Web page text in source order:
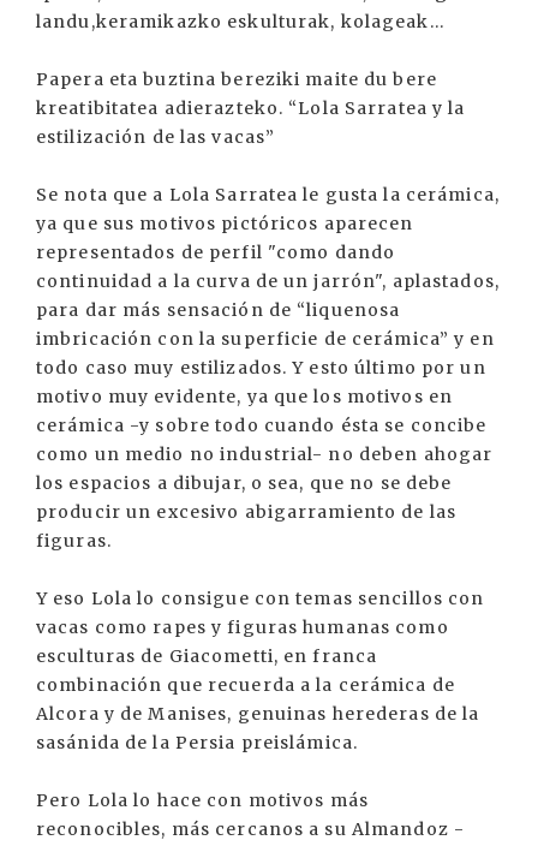
landu,keramikazko eskulturak, kolageak...
Papera eta buztina bereziki maite du bere
kreatibitatea adierazteko. “Lola Sarratea y la
estilización de las vacas”
Se nota que a Lola Sarratea le gusta la cerámica,
ya que sus motivos pictóricos aparecen
representados de perfil "como dando
continuidad a la curva de un jarrón", aplastados,
para dar más sensación de “liquenosa
imbricación con la superficie de cerámica” y en
todo caso muy estilizados. Y esto último por un
motivo muy evidente, ya que los motivos en
cerámica -y sobre todo cuando ésta se concibe
como un medio no industrial- no deben ahogar
los espacios a dibujar, o sea, que no se debe
producir un excesivo abigarramiento de las
figuras.
Y eso Lola lo consigue con temas sencillos con
vacas como rapes y figuras humanas como
esculturas de Giacometti, en franca
combinación que recuerda a la cerámica de
Alcora y de Manises, genuinas herederas de la
sasánida de la Persia preislámica.
Pero Lola lo hace con motivos más
reconocibles, más cercanos a su Almandoz -